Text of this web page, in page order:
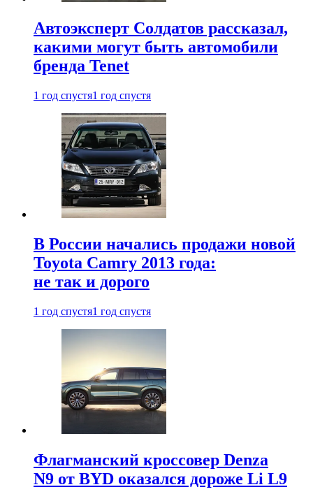
Автоэксперт Солдатов рассказал,
какими могут быть автомобили
бренда Tenet
1 год спустя1 год спустя
В России начались продажи новой
Toyota Camry 2013 года:
не так и дорого
1 год спустя1 год спустя
Флагманский кроссовер Denza
N9 от BYD оказался дороже Li L9